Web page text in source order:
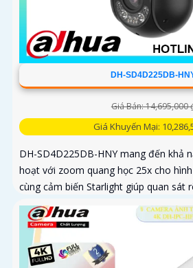
DH-SD4D225DB-
Giá Bán: 14,695,000
Giá Khuyến Mại:
DH-SD4D225DB-HNY mang đến khả
hoạt với zoom quang học 25x cho
cùng cảm biến Starlight giúp quan sát
trường ánh sáng yếu Tầm nhìn hồng
và đèn ánh sáng ấm 50m giúp hình
nét Camera hỗ trợ chống nước IP67
30fps@1080p ổn định